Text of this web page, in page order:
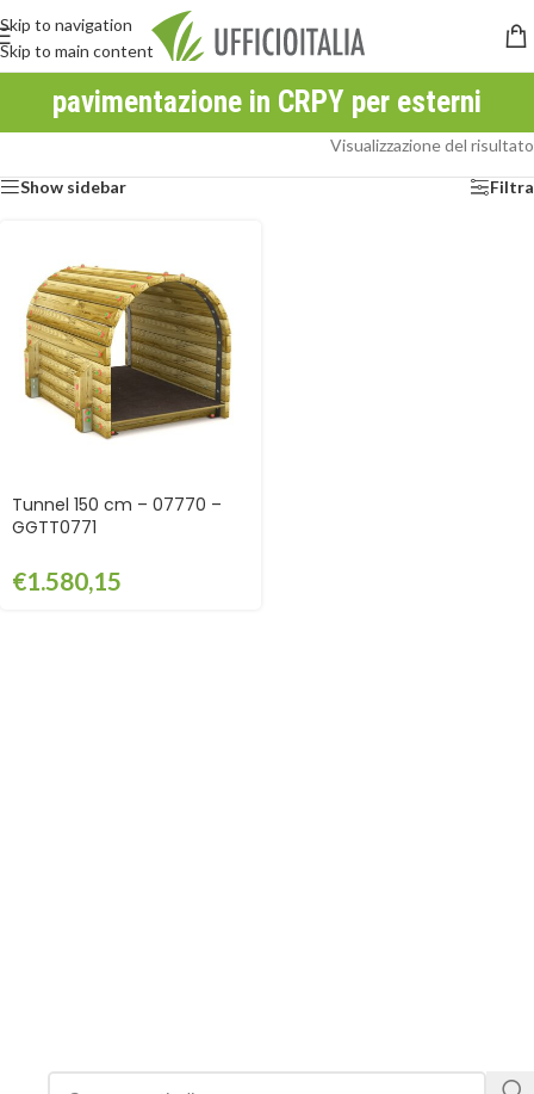
Skip to navigation
Skip to main content
pavimentazione in CRPY per esterni
Visualizzazione del risultato
Show sidebar Filtra
Tunnel 150 cm – 07770 –
GGTT0771
€1.580,15